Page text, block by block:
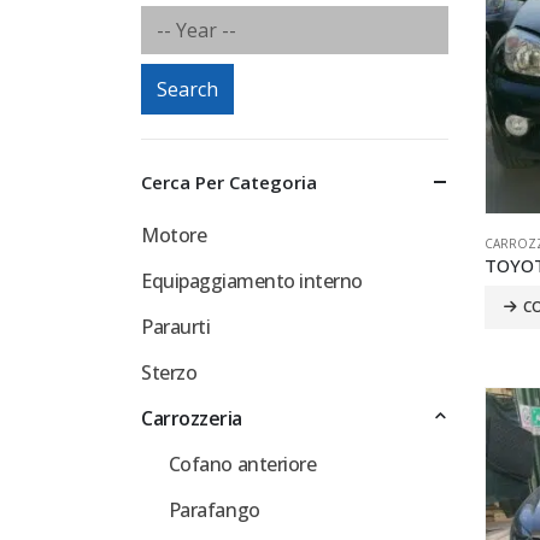
Search
Cerca Per Categoria
Motore
Equipaggiamento interno
Paraurti
Sterzo
Carrozzeria
Cofano anteriore
Parafango